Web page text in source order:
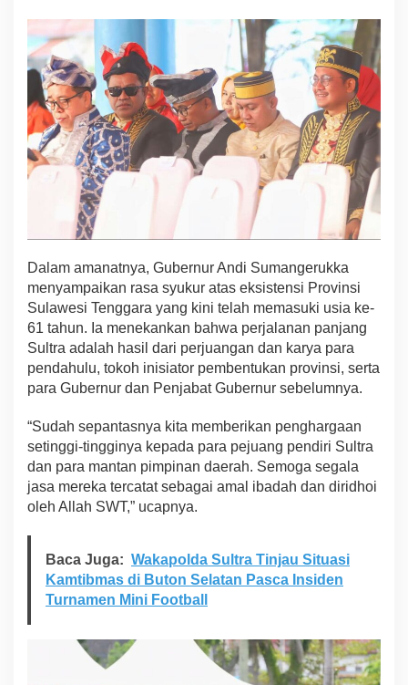
Dalam amanatnya, Gubernur Andi Sumangerukka
menyampaikan rasa syukur atas eksistensi Provinsi
Sulawesi Tenggara yang kini telah memasuki usia ke-
61 tahun. Ia menekankan bahwa perjalanan panjang
Sultra adalah hasil dari perjuangan dan karya para
pendahulu, tokoh inisiator pembentukan provinsi, serta
para Gubernur dan Penjabat Gubernur sebelumnya.
“Sudah sepantasnya kita memberikan penghargaan
setinggi-tingginya kepada para pejuang pendiri Sultra
dan para mantan pimpinan daerah. Semoga segala
jasa mereka tercatat sebagai amal ibadah dan diridhoi
oleh Allah SWT,” ucapnya.
Baca Juga: Wakapolda Sultra Tinjau Situasi
Kamtibmas di Buton Selatan Pasca Insiden
Turnamen Mini Football